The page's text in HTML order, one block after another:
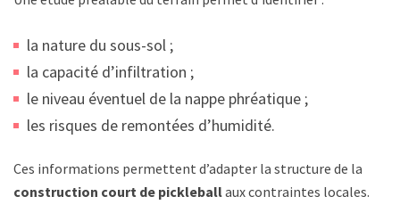
la nature du sous-sol ;
la capacité d’infiltration ;
le niveau éventuel de la nappe phréatique ;
les risques de remontées d’humidité.
Ces informations permettent d’adapter la structure de la
construction court de pickleballaux contraintes locales.